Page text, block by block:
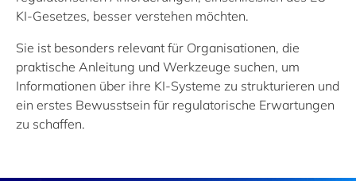
KI-Gesetzes, besser verstehen möchten.
Sie ist besonders relevant für Organisationen, die
praktische Anleitung und Werkzeuge suchen, um
Informationen über ihre KI-Systeme zu strukturieren und
ein erstes Bewusstsein für regulatorische Erwartungen
zu schaffen.